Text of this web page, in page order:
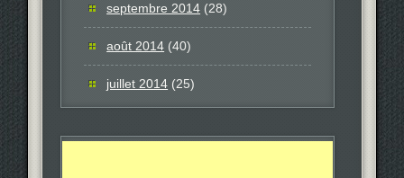
septembre 2014 (28)
août 2014 (40)
juillet 2014 (25)